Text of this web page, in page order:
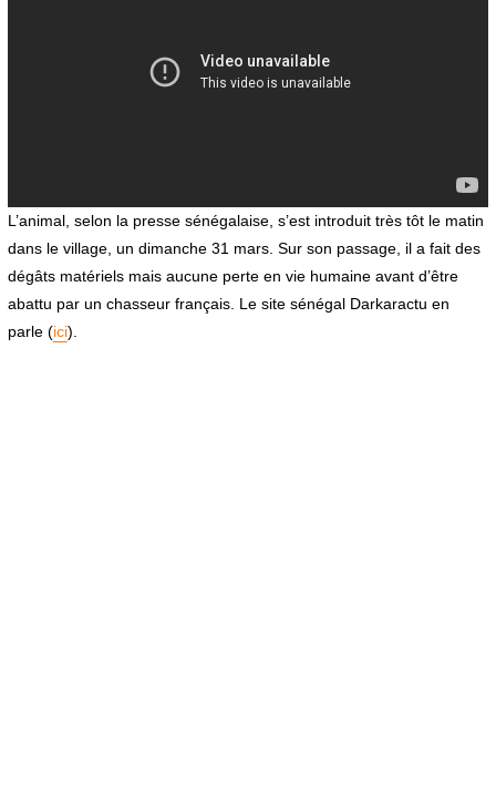
L’animal, selon la presse sénégalaise, s’est introduit très tôt le matin
dans le village, un dimanche 31 mars. Sur son passage, il a fait des
dégâts matériels mais aucune perte en vie humaine avant d’être
abattu par un chasseur français. Le site sénégal Darkaractu en
parle (ici).